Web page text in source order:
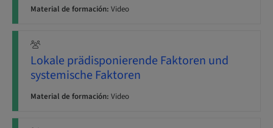
Material de formación: Video
Lokale prädisponierende Faktoren und
systemische Faktoren
Material de formación: Video